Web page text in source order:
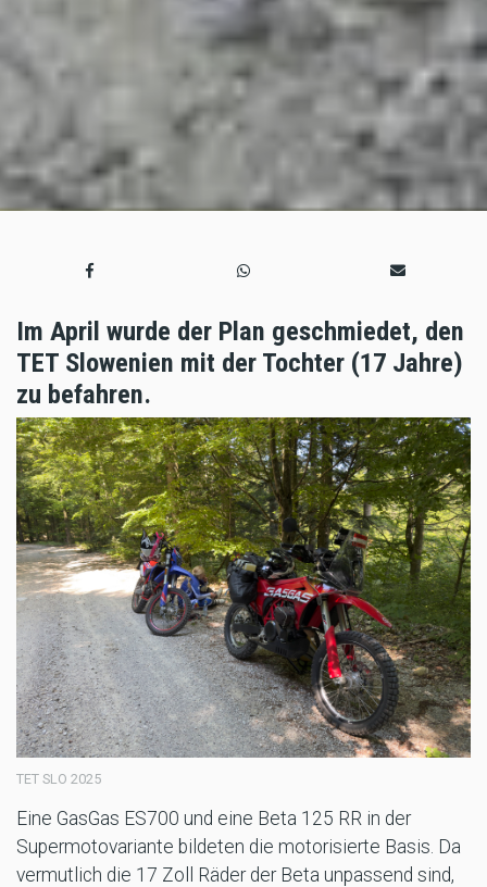
Im April wurde der Plan geschmiedet, den
TET Slowenien mit der Tochter (17 Jahre)
zu befahren.
TET SLO 2025
Eine GasGas ES700 und eine Beta 125 RR in der
Supermotovariante bildeten die motorisierte Basis. Da
vermutlich die 17 Zoll Räder der Beta unpassend sind,